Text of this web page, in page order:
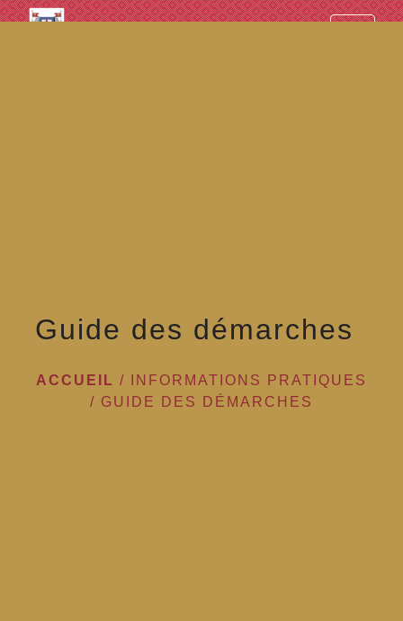
googled7e4d5fb082cc1df.html
Guide des démarches
ACCUEIL /
INFORMATIONS PRATIQUES
/ GUIDE DES DÉMARCHES